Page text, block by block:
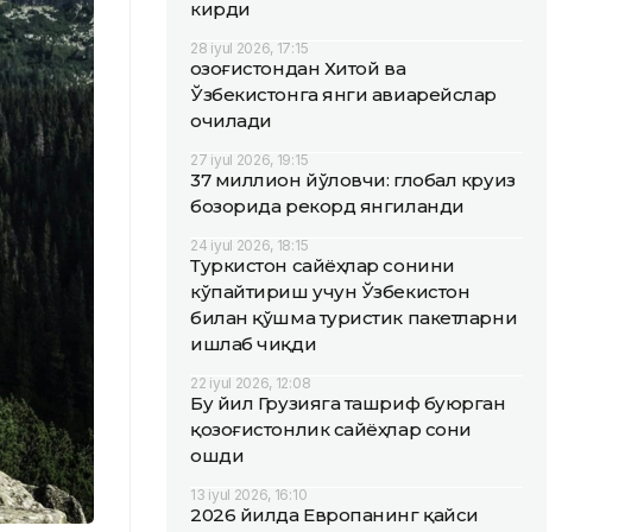
кирди
28 iyul 2026, 17:15
Қозоғистондан Хитой ва
Ўзбекистонга янги авиарейслар
очилади
27 iyul 2026, 19:15
37 миллион йўловчи: глобал круиз
бозорида рекорд янгиланди
24 iyul 2026, 18:15
Туркистон сайёҳлар сонини
кўпайтириш учун Ўзбекистон
билан қўшма туристик пакетларни
ишлаб чиқди
22 iyul 2026, 12:08
Бу йил Грузияга ташриф буюрган
қозоғистонлик сайёҳлар сони
ошди
13 iyul 2026, 16:10
2026 йилда Европанинг қайси